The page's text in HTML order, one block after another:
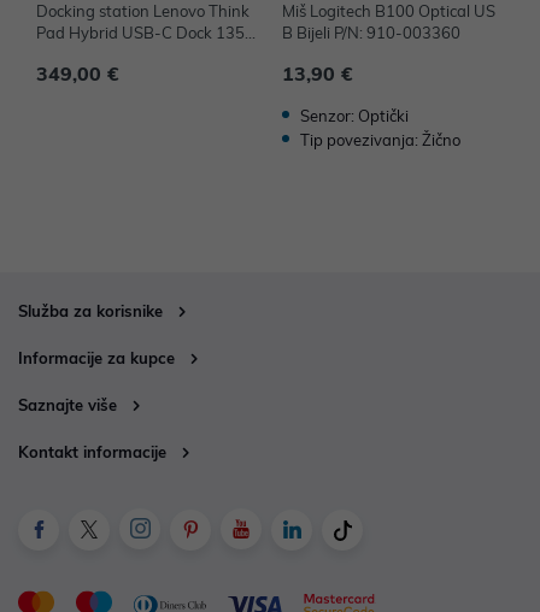
Docking station Lenovo Think
Pad Hybrid USB-C Dock 135
349,00 €
Miš Logitech B100 Optical US
B Bijeli P/N: 910-003360
13,90 €
Senzor: Optički
Tip povezivanja: Žično
Služba za korisnike
Informacije za kupce
Saznajte više
Kontakt informacije